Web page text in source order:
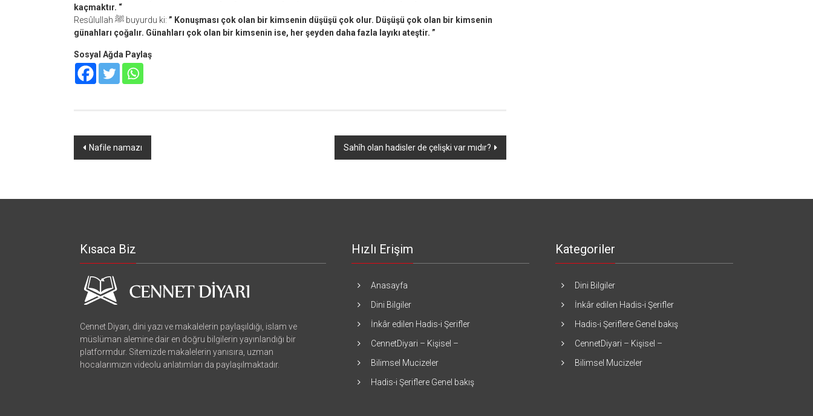
kaçmaktır. “
Resûlullah ﷺ buyurdu ki: ” Konuşması çok olan bir kimsenin düşüşü çok olur. Düşüşü çok olan bir kimsenin
günahları çoğalır. Günahları çok olan bir kimsenin ise, her şeyden daha fazla layıkı ateştir. ”
Sosyal Ağda Paylaş
Yazı
Nafile namazı Sahîh olan hadisler de çelişki var mıdır?
Kısaca Biz
Cennet Diyarı, dini yazı ve makalelerin paylaşıldığı, islam ve
müslüman alemine dair en doğru bilgilerin yayınlandığı bir
platformdur. Sitemizde makalelerin yanısıra, uzman
hocalarımızın videolu anlatımları da paylaşılmaktadır.
Hızlı Erişim
Anasayfa
Dini Bilgiler
İnkâr edilen Hadis-i Şerifler
CennetDiyari – Kişisel –
Bilimsel Mucizeler
Hadis-i Şeriflere Genel bakış
Kategoriler
Dini Bilgiler
İnkâr edilen Hadis-i Şerifler
Hadis-i Şeriflere Genel bakış
CennetDiyari – Kişisel –
Bilimsel Mucizeler